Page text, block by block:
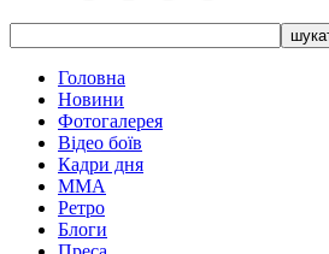
Головна
Новини
Фотогалерея
Відео боїв
Кадри дня
ММА
Ретро
Блоги